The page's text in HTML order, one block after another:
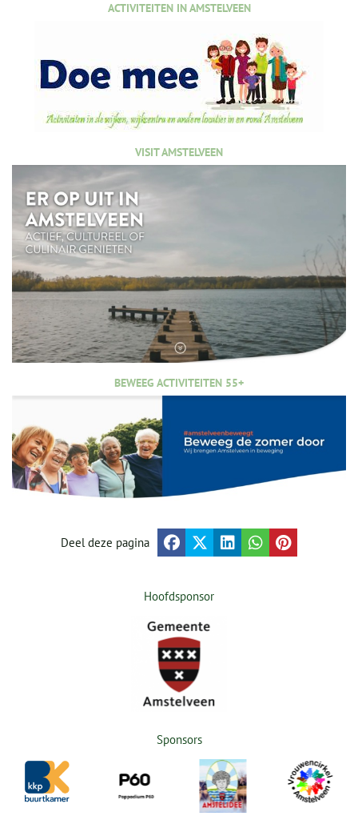
ACTIVITEITEN IN AMSTELVEEN
VISIT AMSTELVEEN
BEWEEG ACTIVITEITEN 55+
Deel deze pagina
Hoofdsponsor
Sponsors